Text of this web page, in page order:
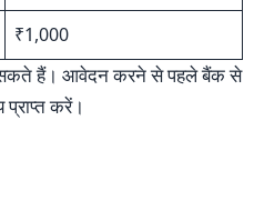
₹1,000
हैं। आवेदन करने से पहले बैंक से
करें।